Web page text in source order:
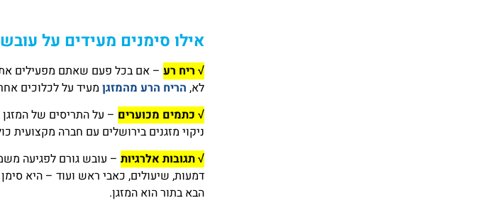
אילו סימנים מעידים על
√ ריח רע – אם בכל פעם שאתם מפעילים
לא, הריח הרע מהמזגן מעיד על לכלוכים
√ כתמים מכוערים – על התריסים של
ניקוי מזגנים בירושלים עם חברה
√ תגובות אלרגיות – עובש גורם לפגיעה
דמעות, שיעולים, כאבי ראש ועוד – היא
הבא בתור הוא המזגן.